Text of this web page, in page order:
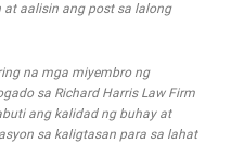
aalisin ang post sa lalong
na mga miyembro ng
sa Richard Harris Law Firm
ang kalidad ng buhay at
sa kaligtasan para sa lahat